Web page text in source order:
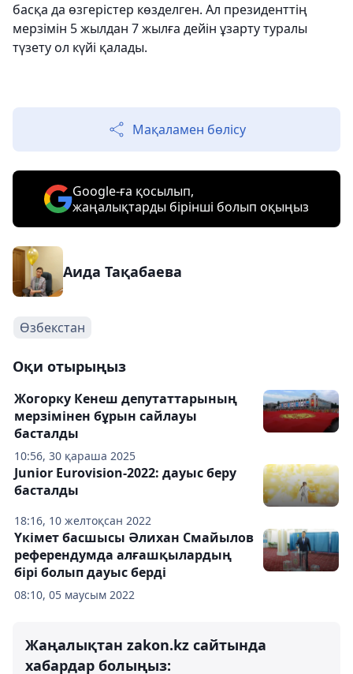
басқа да өзгерістер көзделген. Ал президенттің
мерзімін 5 жылдан 7 жылға дейін ұзарту туралы
түзету ол күйі қалады.
Мақаламен бөлісу
Google-ға қосылып,
жаңалықтарды бірінші болып оқыңыз
Аида Тақабаева
Өзбекстан
Оқи отырыңыз
10:56, 30 қараша 2025
Жогорку Кенеш депутаттарының
мерзімінен бұрын сайлауы
басталды
18:16, 10 желтоқсан 2022
Junior Eurovision-2022: дауыс беру
басталды
08:10, 05 маусым 2022
Үкімет басшысы Әлихан Смайылов
референдумда алғашқылардың
бірі болып дауыс берді
Жаңалықтан zakon.kz сайтында
хабардар болыңыз: